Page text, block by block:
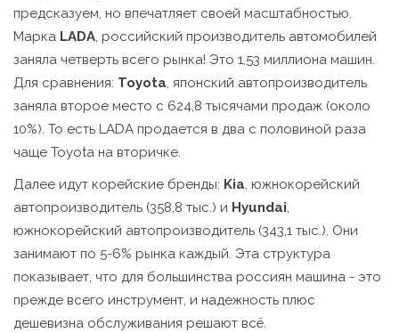
предсказуем, но впечатляет своей масштабностью.
Марка LADA, российский производитель автомобилей
заняла четверть всего рынка! Это 1,53 миллиона машин.
Для сравнения: Toyota, японский автопроизводитель
заняла второе место с 624,8 тысячами продаж (около
10%). То есть LADA продается в два с половиной раза
чаще Toyota на вторичке.
Далее идут корейские бренды: Kia, южнокорейский
автопроизводитель (358,8 тыс.) и Hyundai,
южнокорейский автопроизводитель (343,1 тыс.). Они
занимают по 5-6% рынка каждый. Эта структура
показывает, что для большинства россиян машина - это
прежде всего инструмент, и надежность плюс
дешевизна обслуживания решают всё.